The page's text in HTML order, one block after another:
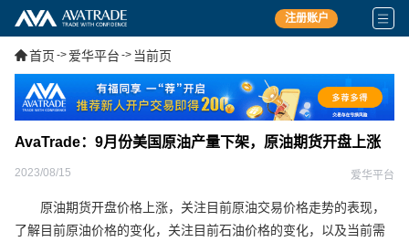
注册账户
首页 -> 爱华平台 -> 当前页
AvaTrade：9月份美国原油产量下架，原油期货开盘上涨
2023/08/15 爱华平台
原油期货开盘价格上涨，关注目前原油交易价格走势的表现，
了解目前原油价格的变化，关注目前石油价格的变化，以及当前需